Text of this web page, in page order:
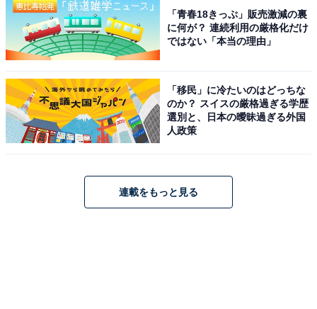
「青春18きっぷ」販売激減の裏
に何が？ 連続利用の厳格化だけ
ではない「本当の理由」
「移民」に冷たいのはどっちな
のか？ スイスの厳格過ぎる学歴
選別と、日本の曖昧過ぎる外国
人政策
連載をもっと見る